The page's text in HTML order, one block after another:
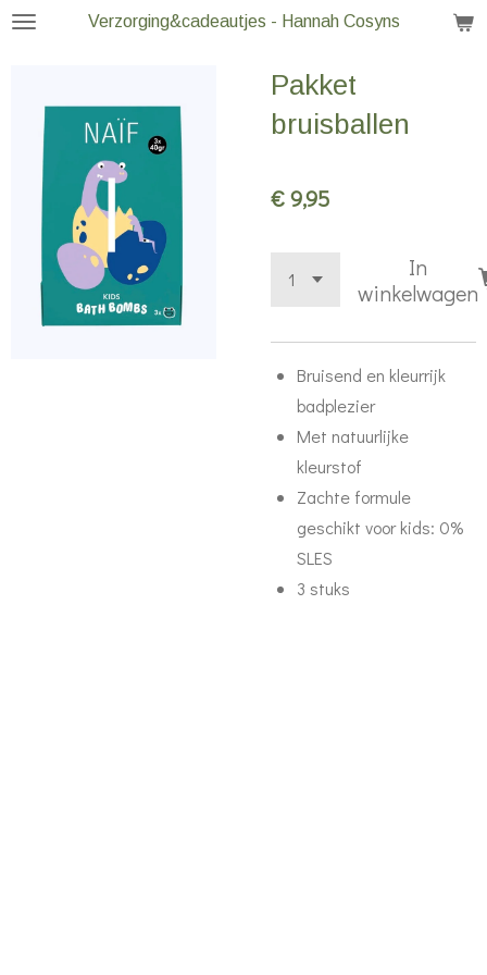
Ga
hoofdinhoud
Verzorging&cadeautjes - Hannah Cosyns
Pakket
bruisballen
€ 9,95
In
winkelwagen
Bruisend en kleurrijk
badplezier
Met natuurlijke
kleurstof
Zachte formule
geschikt voor kids: 0%
SLES
3 stuks